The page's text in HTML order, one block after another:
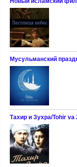
Мусульманский
Тахир и Зухра/Tohir va